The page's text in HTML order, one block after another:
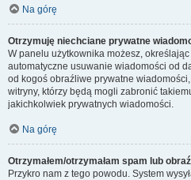
Na górę
Otrzymuję niechciane prywatne
W panelu użytkownika możesz,
automatyczne usuwanie wiadomości od
od kogoś obraźliwe prywatne
witryny, którzy będą mogli zabronić
jakichkolwiek prywatnych wiadomości.
Na górę
Otrzymałem/otrzymałam spam lub
Przykro nam z tego powodu. System